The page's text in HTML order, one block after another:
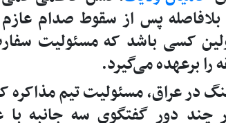
پس از سقوط صدام عازم
کسی باشد که مسئولیت
را برعهده می‌گیرد.
در عراق، مسئولیت تیم مذاکره
دور گفتگوی سه جانبه با